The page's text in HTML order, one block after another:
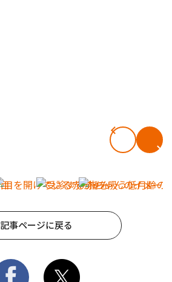
記事ページに戻る